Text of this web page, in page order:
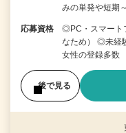
みの単発や短期
応募資格
◎PC・スマート
なため） ◎未経
女性の登録多
後で見る